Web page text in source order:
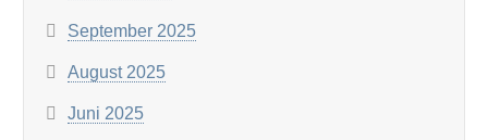
September 2025
August 2025
Juni 2025